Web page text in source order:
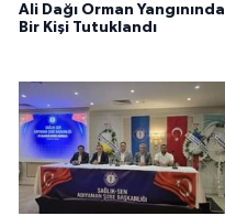
Ali Dağı Orman Yangınında
Bir Kişi Tutuklandı